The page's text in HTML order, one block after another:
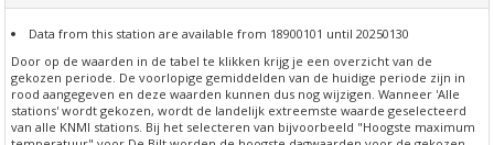
Data from this station are available from 18900101 until 20250130
Door op de waarden in de tabel te klikken krijg je een overzicht van de
gekozen periode. De voorlopige gemiddelden van de huidige periode zijn in
rood aangegeven en deze waarden kunnen dus nog wijzigen. Wanneer 'Alle
stations' wordt gekozen, wordt de landelijk extreemste waarde geselecteerd
van alle KNMI stations. Bij het selecteren van bijvoorbeeld "Hoogste maximum